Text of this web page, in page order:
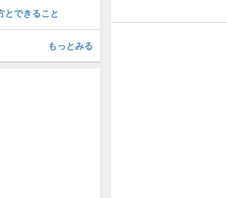
とできること
もっとみる